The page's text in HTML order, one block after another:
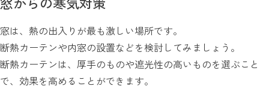
窓は、熱の出入りが最も激しい場所です。
断熱カーテンや内窓の設置などを検討してみましょう。
断熱カーテンは、厚手のものや遮光性の高いものを選ぶこと
で、効果を高めることができます。